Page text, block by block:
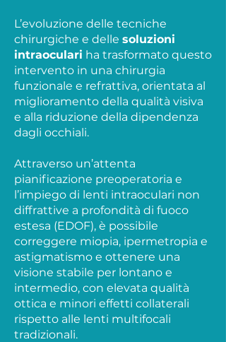
L’evoluzione delle tecniche
chirurgiche e delle soluzioni
intraoculari ha trasformato questo
intervento in una chirurgia
funzionale e refrattiva, orientata al
miglioramento della qualità visiva
e alla riduzione della dipendenza
dagli occhiali.
Attraverso un’attenta
pianificazione preoperatoria e
l’impiego di lenti intraoculari non
diffrattive a profondità di fuoco
estesa (EDOF), è possibile
correggere miopia, ipermetropia e
astigmatismo e ottenere una
visione stabile per lontano e
intermedio, con elevata qualità
ottica e minori effetti collaterali
rispetto alle lenti multifocali
tradizionali.